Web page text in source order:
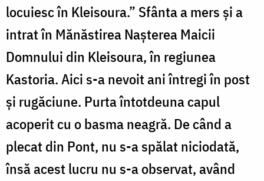
locuiesc în Kleisoura.” Sfânta a mers și a
intrat în Mănăstirea Nașterea Maicii
Domnului din Kleisoura, în regiunea
Kastoria. Aici s-a nevoit ani întregi în post
și rugăciune. Purta întotdeuna capul
acoperit cu o basma neagră. De când a
plecat din Pont, nu s-a spălat niciodată,
însă acest lucru nu s-a observat, având